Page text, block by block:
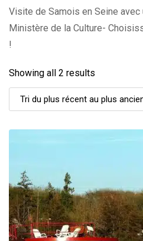
Visite de Samois en Seine
Ministère de la Culture-
!
Showing all 2 results